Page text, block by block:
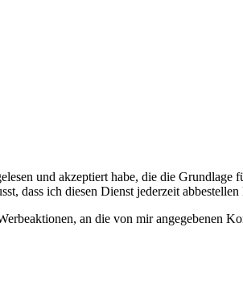
und akzeptiert habe, die die Grundlage
dass ich diesen Dienst jederzeit abbestellen
an die von mir angegebenen